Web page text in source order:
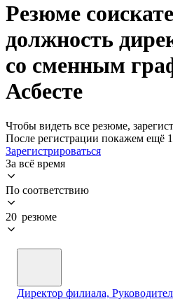
Резюме
должность
со сменным
Асбесте
Чтобы видеть все резюме,
После регистрации покажем ещё
Зарегистрироваться
За всё время
По соответствию
20 резюме
Директор филиала,